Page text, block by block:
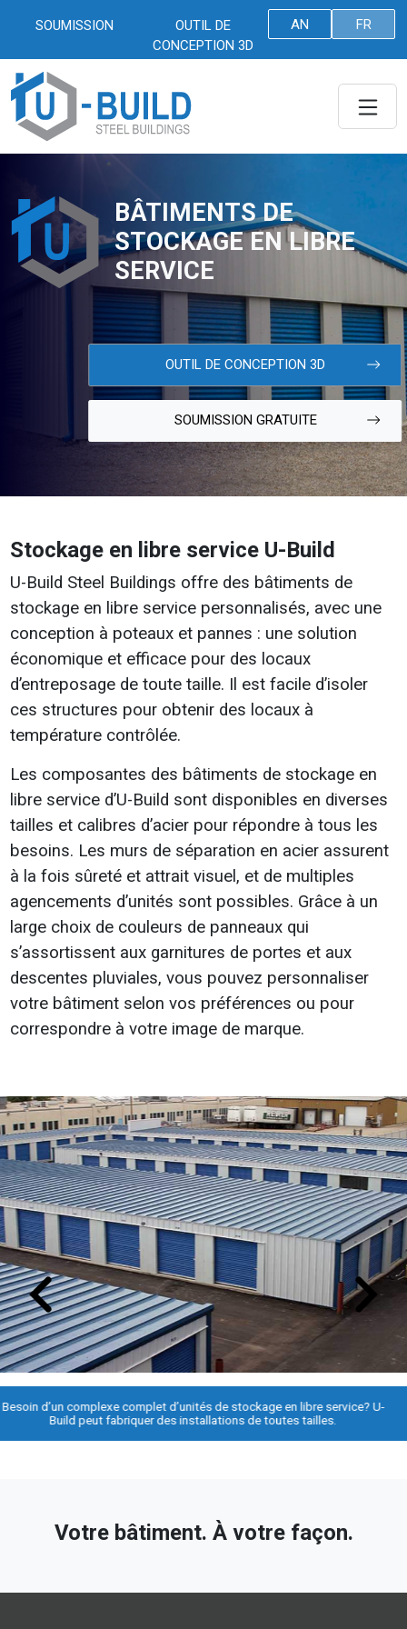
SOUMISSION
OUTIL DE
CONCEPTION 3D
AN FR
U-BUILD STEEL BUILDINGS:
BÂTIMENTS DE
STOCKAGE EN LIBRE
SERVICE
OUTIL DE CONCEPTION 3D
SOUMISSION GRATUITE
Stockage en libre service U-Build
U-Build Steel Buildings offre des bâtiments de
stockage en libre service personnalisés, avec une
conception à poteaux et pannes : une solution
économique et efficace pour des locaux
d’entreposage de toute taille. Il est facile d’isoler
ces structures pour obtenir des locaux à
température contrôlée.
Les composantes des bâtiments de stockage en
libre service d’U-Build sont disponibles en diverses
tailles et calibres d’acier pour répondre à tous les
besoins. Les murs de séparation en acier assurent
à la fois sûreté et attrait visuel, et de multiples
agencements d’unités sont possibles. Grâce à un
large choix de couleurs de panneaux qui
s’assortissent aux garnitures de portes et aux
descentes pluviales, vous pouvez personnaliser
votre bâtiment selon vos préférences ou pour
correspondre à votre image de marque.
Besoin d’un complexe complet d’unités de stockage en libre service? U-
Build peut fabriquer des installations de toutes tailles.
Votre bâtiment. À votre façon.